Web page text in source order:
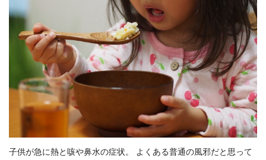
子供が急に熱と咳や鼻水の症状。 よくある普通の風邪だと思って